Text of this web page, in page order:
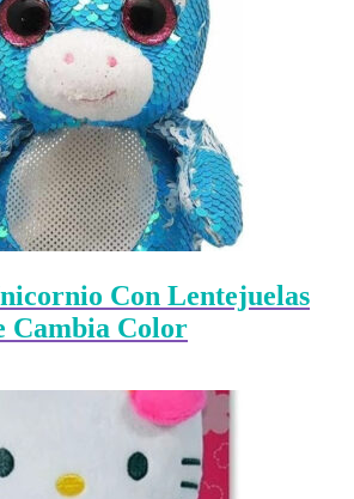
Con Lentejuelas
Cambia Color